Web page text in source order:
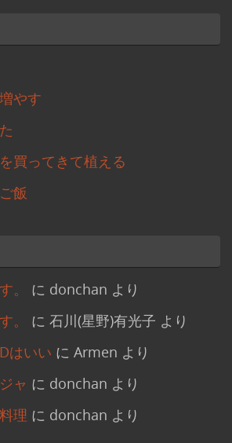
やす
買ってきて植える
飯
。 に donchan より
。
に 石川(星野)有光子 より
はいい に Armen より
ャ に donchan より
理 に donchan より